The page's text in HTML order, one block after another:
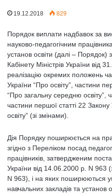
19.12.2018 829
Порядок виплати надбавок за
науково-педагогічним
установ освіти (далі –
Кабінету Міністрів України від
реалізацію окремих положень
України “Про освіту”, частини
“Про загальну середню освіту”,
частини першої статті 22
освіту” (зі змінами).
Дія Порядку поширюється на
згідно з Переліком посад
працівників, затвердженим
України від 14.06.2000 р. N 963
N 963), і на яких поширюються
навчальних закладів та установ